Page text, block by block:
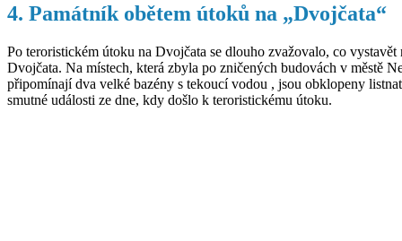
4. Památník obětem útoků na „Dvojčata“
Po teroristickém útoku na Dvojčata se dlouho zvažovalo, co
Dvojčata. Na místech, která zbyla po zničených budovách v městě
připomínají dva velké bazény s tekoucí vodou , jsou obklopeny
smutné události ze dne, kdy došlo k teroristickému útoku.